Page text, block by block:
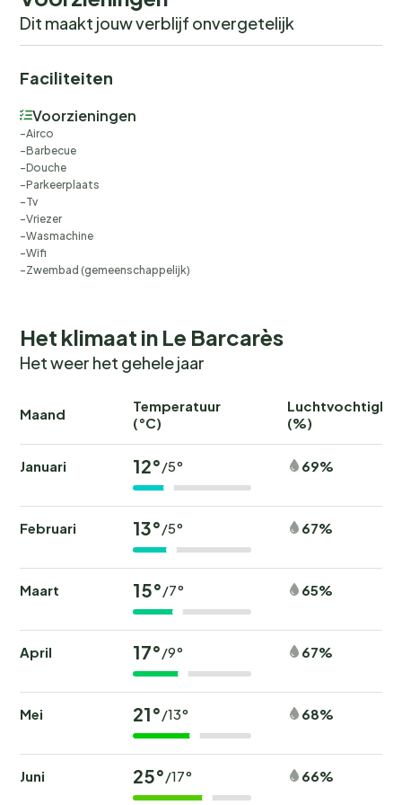
Dit maakt jouw verblijf onvergetelijk
Faciliteiten
Voorzieningen
Airco
Barbecue
Douche
Parkeerplaats
Tv
Vriezer
Wasmachine
Wifi
Zwembad (gemeenschappelijk)
Het klimaat in Le Barcarès
Het weer het gehele jaar
Maand
Temperatuur
(°C)
(%)
Januari 12°/5° 69%
Februari 13°/5° 67%
Maart 15°/7° 65%
April 17°/9° 67%
Mei 21°/13° 68%
Juni 25°/17° 66%